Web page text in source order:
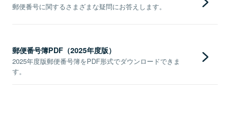
郵便番号に関するさまざまな疑問にお答えします。
郵便番号簿PDF（2025年度版）
2025年度版郵便番号簿をPDF形式でダウンロードできま
す。